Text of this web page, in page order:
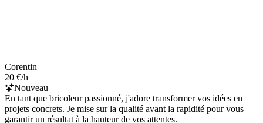
Corentin
20 €/h
Nouveau
En tant que bricoleur passionné, j'adore transformer vos idées en
projets concrets. Je mise sur la qualité avant la rapidité pour vous
garantir un résultat à la hauteur de vos attentes.